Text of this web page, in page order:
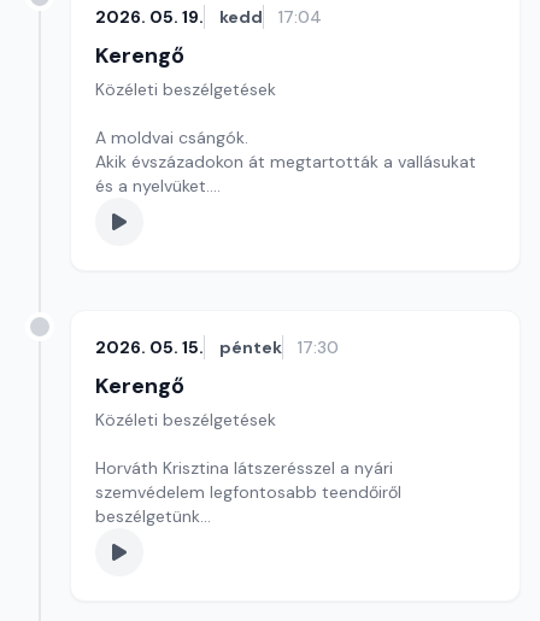
2026. 05. 19. kedd 17:04
Kerengő
Közéleti beszélgetések
A moldvai csángók.
Akik évszázadokon át megtartották a vallásukat
és a nyelvüket.
Szerkesztő: Sályi András
2026. 05. 15. péntek 17:30
Kerengő
Közéleti beszélgetések
Horváth Krisztina látszerésszel a nyári
szemvédelem legfontosabb teendőiről
beszélgetünk
Szerkesztő: Sallai Éva